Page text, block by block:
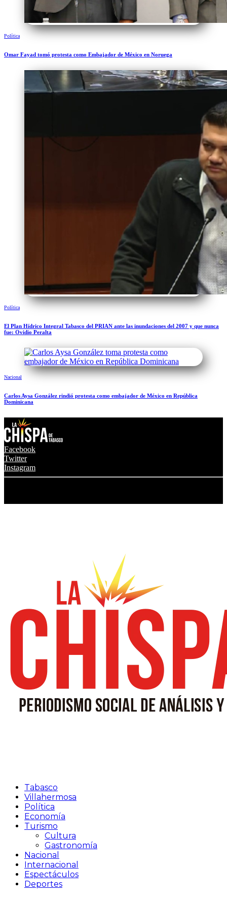
Política
Omar Fayad tomó protesta como Embajador de México en Noruega
Política
El Plan Hídrico Integral Tabasco del PRIAN ante las inundaciones del 2007 y que nunca
fue: Ovidio Peralta
Nacional
Carlos Aysa González rindió protesta como embajador de México en República
Dominicana
Facebook
Twitter
Instagram
Tabasco
Villahermosa
Política
Economía
Turismo
Cultura
Gastronomía
Nacional
Internacional
Espectáculos
Deportes